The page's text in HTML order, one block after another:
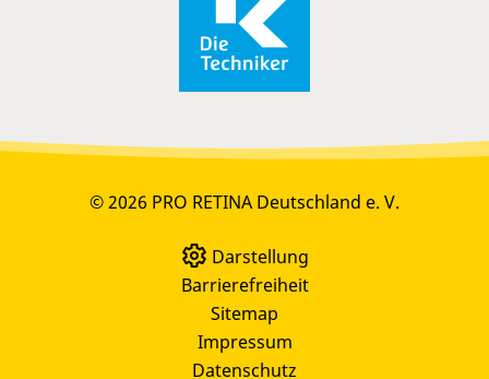
© 2026 PRO RETINA Deutschland e. V.
Darstellung
Barrierefreiheit
Sitemap
Impressum
Datenschutz